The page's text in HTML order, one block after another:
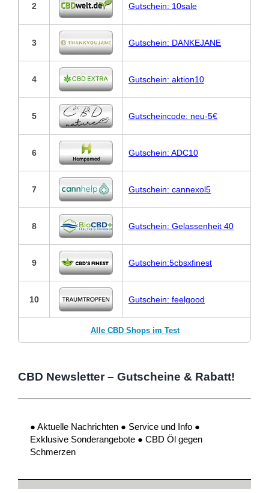
2 Gutschein: 10sale
3 Gutschein: DANKEJANE
4 Gutschein: aktion10
5 Gutscheincode: neu-5€
6 Gutschein: ADC10
7 Gutschein: cannexol5
8 Gutschein: Gelassenheit 40
9 Gutschein:5cbsxfinest
10 Gutschein: feelgood
Alle CBD Shops im Test
CBD Newsletter – Gutscheine & Rabatt!
● Aktuelle Nachrichten ● Service und Info ●
Exklusive Sonderangebote ● CBD Öl gegen
Schmerzen